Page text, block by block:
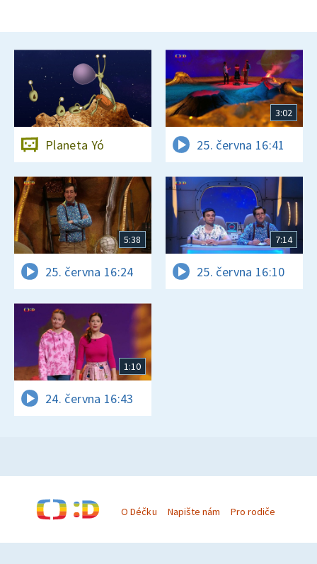
Planeta Yó
3:02
25. června 16:41
5:38
25. června 16:24
7:14
25. června 16:10
1:10
24. června 16:43
O Déčku Napište nám Pro rodiče